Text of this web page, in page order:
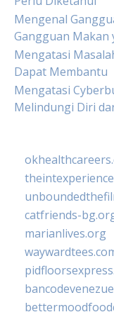
Mengenal
Gangguan Makan
Mengatasi
Dapat Membantu
Mengatasi
Melindungi Diri
catfriends-
marianlives.org